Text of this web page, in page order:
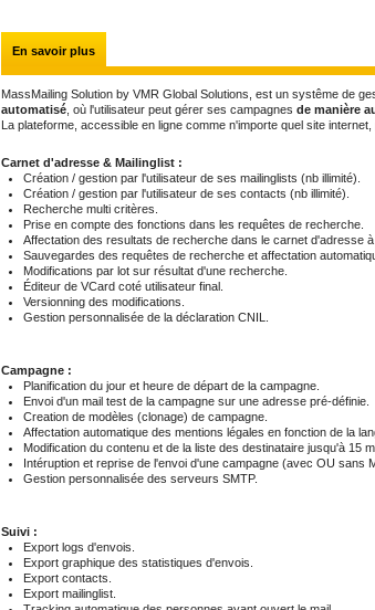
En savoir plus
MassMailing Solution by VMR Global Solutions, est un systême de
automatisé , où l'utilisateur peut gérer ses campagnes de manière
La plateforme, accessible en ligne comme n'importe quel site internet,
Carnet d'adresse & Mailinglist :
Création / gestion par l'utilisateur de ses mailinglists (nb illimité).
Création / gestion par l'utilisateur de ses contacts (nb illimité).
Recherche multi critères.
Prise en compte des fonctions dans les requêtes de recherche.
Affectation des resultats de recherche dans le carnet d'adresse à
Sauvegardes des requêtes de recherche et affectation
Modifications par lot sur résultat d'une recherche.
Éditeur de VCard coté utilisateur final.
Versionning des modifications.
Gestion personnalisée de la déclaration CNIL.
Campagne :
Planification du jour et heure de départ de la campagne.
Envoi d'un mail test de la campagne sur une adresse pré-définie.
Creation de modèles (clonage) de campagne.
Affectation automatique des mentions légales en fonction de la
Modification du contenu et de la liste des destinataire jusqu'à 15
Intéruption et reprise de l'envoi d'une campagne (avec OU sans
Gestion personnalisée des serveurs SMTP.
Suivi :
Export logs d'envois.
Export graphique des statistiques d'envois.
Export contacts.
Export mailinglist.